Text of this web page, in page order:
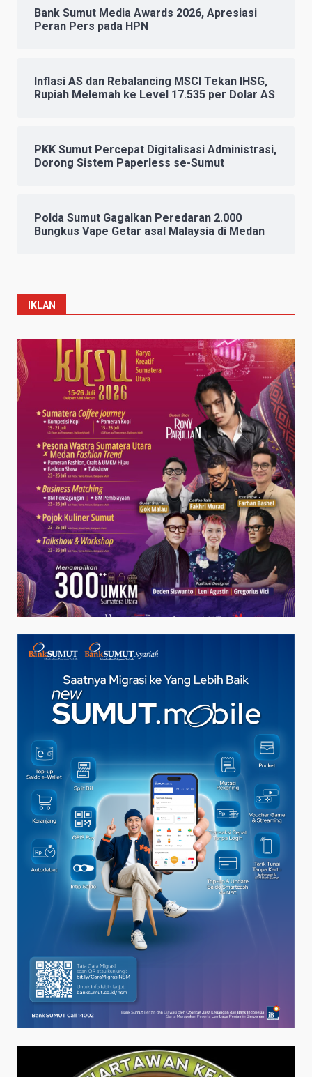
Bank Sumut Media Awards 2026, Apresiasi
Peran Pers pada HPN
Inflasi AS dan Rebalancing MSCI Tekan IHSG,
Rupiah Melemah ke Level 17.535 per Dolar AS
PKK Sumut Percepat Digitalisasi Administrasi,
Dorong Sistem Paperless se-Sumut
Polda Sumut Gagalkan Peredaran 2.000
Bungkus Vape Getar asal Malaysia di Medan
IKLAN